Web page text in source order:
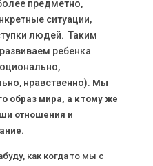
предметно,
ситуации,
людей. Таким
ребенка
нравственно). Мы
образ мира, а к тому же
отношения и
как когда то мы с